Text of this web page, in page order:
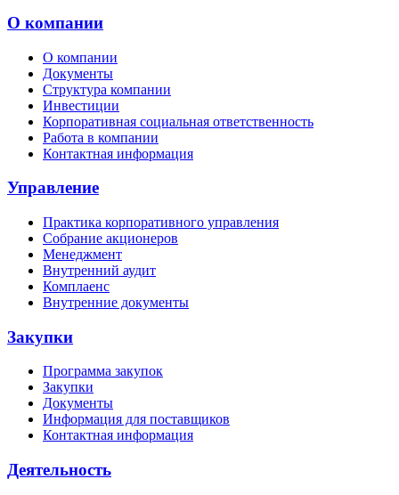
О компании
О компании
Документы
Структура компании
Инвестиции
Корпоративная социальная ответственность
Работа в компании
Контактная информация
Управление
Практика корпоративного управления
Собрание акционеров
Менеджмент
Внутренний аудит
Комплаенс
Внутренние документы
Закупки
Программа закупок
Закупки
Документы
Информация для поставщиков
Контактная информация
Деятельность